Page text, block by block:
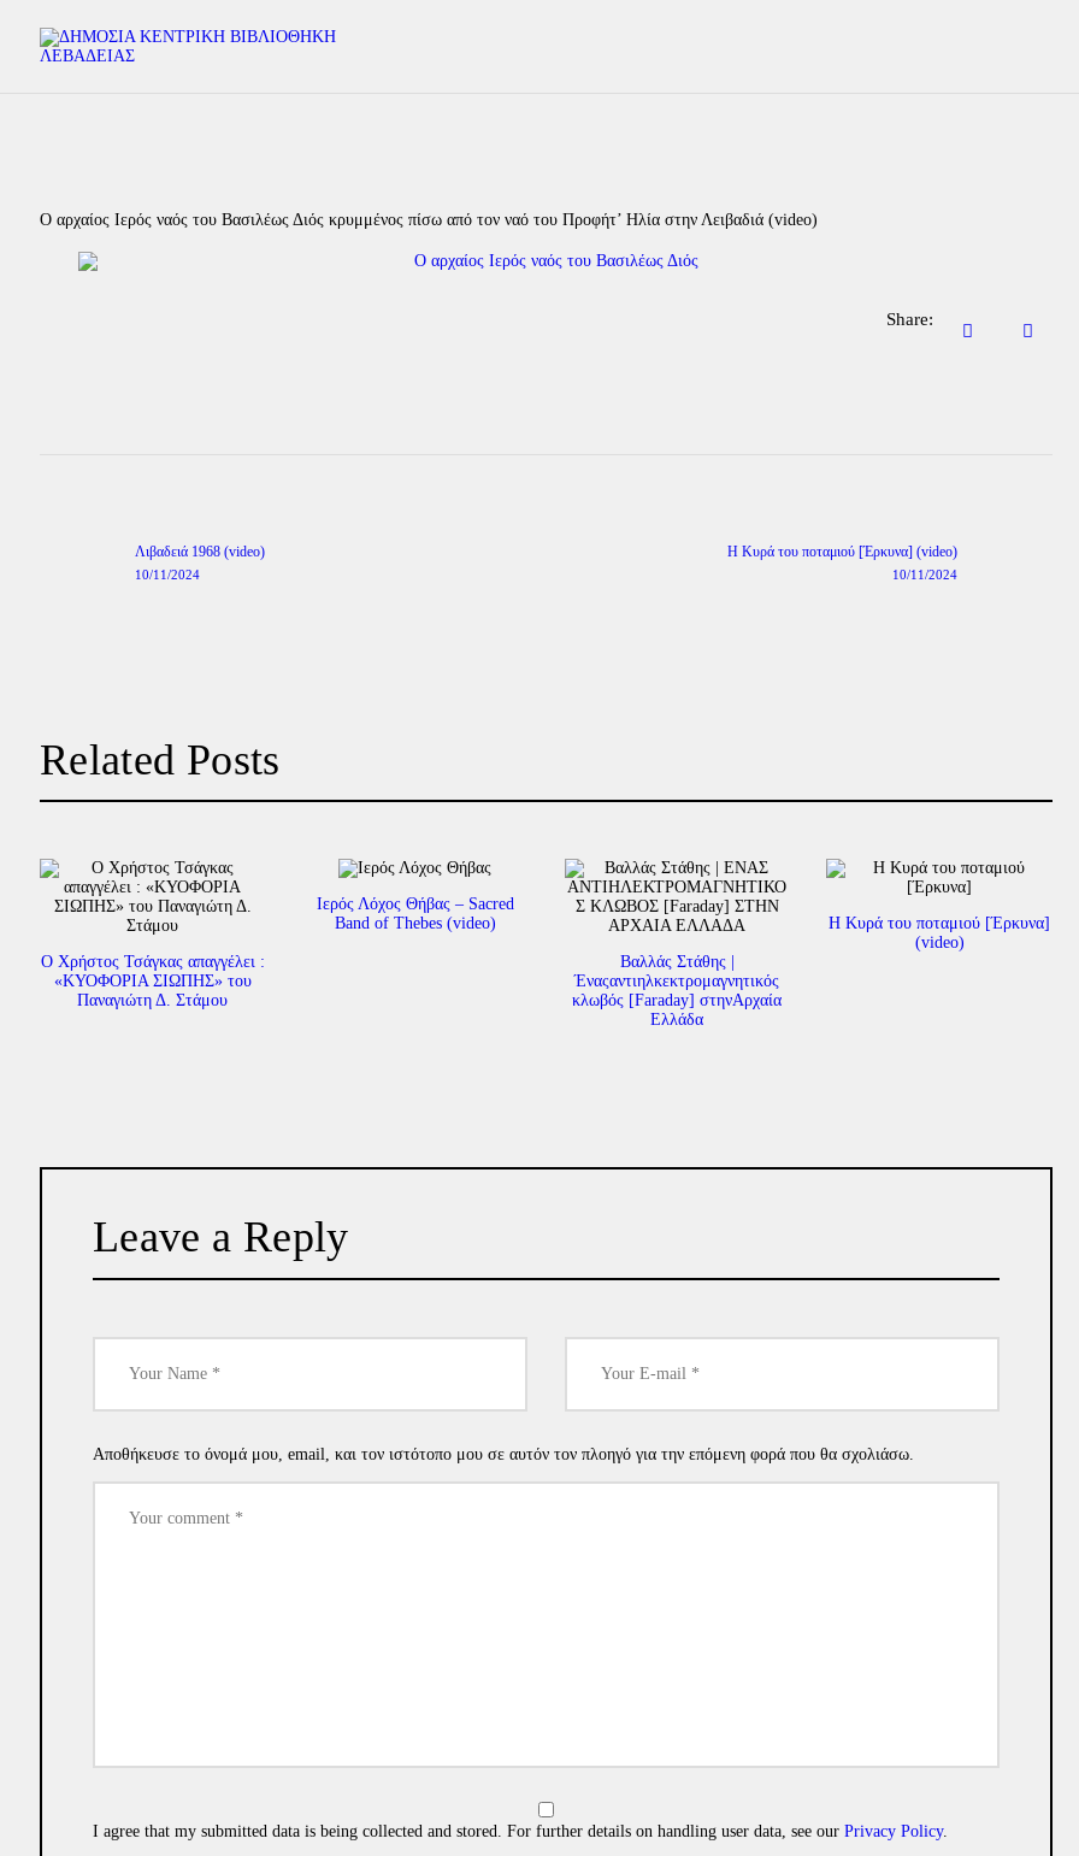
Ο αρχαίος Ιερός ναός του Βασιλέως Διός κρυμμένος πίσω από τον ναό του Προφήτ’ Ηλία στην Λειβαδιά (video)
Share:
Previous
post:
Λιβαδειά 1968 (video)
10/11/2024
Η Κυρά του ποταμιού [Έρκυνα] (video)
10/11/2024
Related Posts
Ο Χρήστος Τσάγκας απαγγέλει :
«ΚΥΟΦΟΡΙΑ ΣΙΩΠΗΣ» του
Παναγιώτη Δ. Στάμου
Ιερός Λόχος Θήβας – Sacred
Band of Thebes (video)
Βαλλάς Στάθης |
Έναςαντιηλκεκτρομαγνητικός
κλωβός [Faraday] στηνΑρχαία
Ελλάδα
Η Κυρά του ποταμιού [Έρκυνα]
(video)
Leave a Reply
Αποθήκευσε το όνομά μου, email, και τον ιστότοπο μου σε αυτόν τον πλοηγό για την επόμενη φορά που θα σχολιάσω.
I agree that my submitted data is being collected and stored. For further details on handling user data, see our Privacy Policy.